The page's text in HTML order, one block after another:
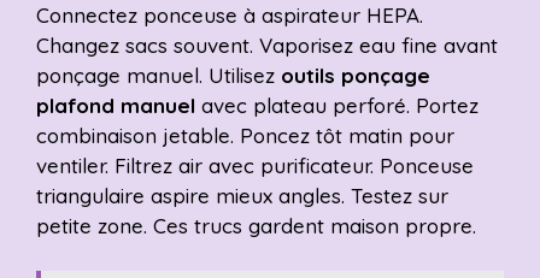
Connectez ponceuse à aspirateur HEPA.
Changez sacs souvent. Vaporisez eau fine avant
ponçage manuel. Utilisez outils ponçage
plafond manuel avec plateau perforé. Portez
combinaison jetable. Poncez tôt matin pour
ventiler. Filtrez air avec purificateur. Ponceuse
triangulaire aspire mieux angles. Testez sur
petite zone. Ces trucs gardent maison propre.